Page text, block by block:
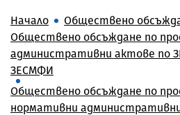
Начало
Обществено
Обществено обсъждане по
административни актове по
ЗЕСМФИ
Обществено обсъждане по
нормативни